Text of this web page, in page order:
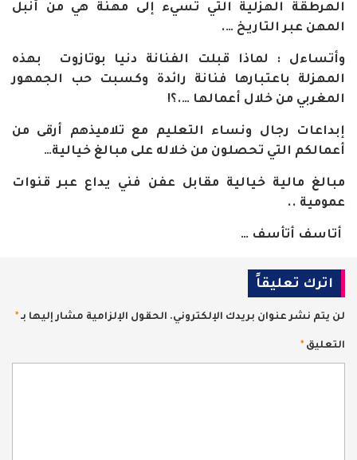
الهرطقة الهزلية التي تسيء إلى مهنة هي من أنبل
المهن عبر التاريخ ….
وأتساءل : لماذا قبلت الفنانة دنيا بوتازوت بهذه
المهزلة باعتبارها فنانة رائدة وكسبت حب الجمهور
المغربي من خلال أعمالها ….؟!
إبداعات رجال ونساء التعليم مع تلاميذهم أرقى من
أعمالكم التي تحصلون من خلاله على مبالغ خيالية…
مبالغ مالية خيالية مقابل عفن فني يداع عبر قنوات
عمومية ..
أتاسف أتأسف …
اترك تعليقاً
لن يتم نشر عنوان بريدك الإلكتروني. الحقول الإلزامية مشار إليها بـ*
التعليق*